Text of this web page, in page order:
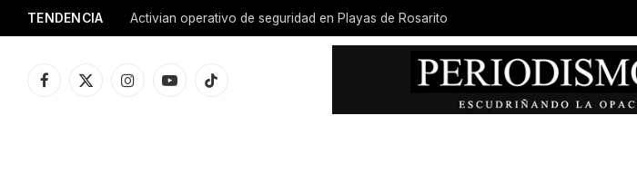
TENDENCIA Activian operativo de seguridad en Playas de Rosarito
Facebook
X
InstagramYouTubeTikTok